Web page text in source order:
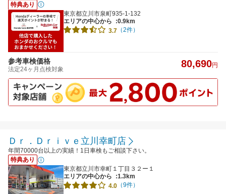
特典あり
東京都立川市泉町935-1-132
エリアの中心から
:0.9km
3.7 （2件）
参考車検価格
法定24ヶ月点検対象 80,690円
Ｄｒ．Ｄｒｉｖｅ立川幸町店
年間70000台以上の実績！1日車検もご相談下さい。
特典あり
東京都立川市幸町１丁目３２ー１
エリアの中心から
:1.3km
4.0 （9件）